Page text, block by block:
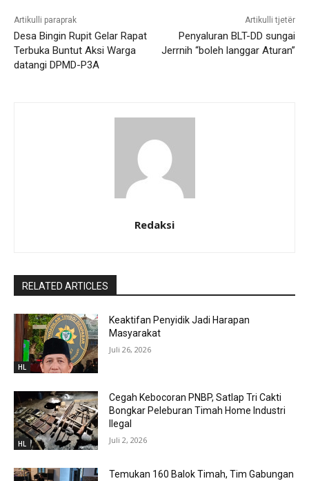
Artikulli paraprak
Desa Bingin Rupit Gelar Rapat
Terbuka Buntut Aksi Warga
datangi DPMD-P3A
Artikulli tjetër
Penyaluran BLT-DD sungai
Jerrnih “boleh langgar Aturan”
Redaksi
RELATED ARTICLES
HL
Keaktifan Penyidik Jadi Harapan
Masyarakat
Juli 26, 2026
HL
Cegah Kebocoran PNBP, Satlap Tri Cakti
Bongkar Peleburan Timah Home Industri
Ilegal
Juli 2, 2026
Temukan 160 Balok Timah, Tim Gabungan